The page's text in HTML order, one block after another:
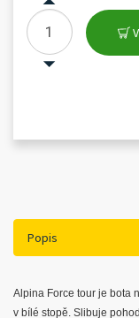
Popis
Alpina Force tour je bota
v bílé stopě. Slibuje